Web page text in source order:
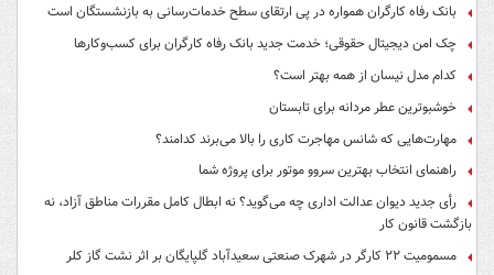
بانک رفاه کارگران همواره در پی ارتقای سطح خدمات‌رسانی به بازنشستگان است
چک امن دیجیتال حقوقی؛ خدمت جدید بانک رفاه کارگران برای کسب‌وکارها
کدام مدل نیسان از همه بهتر است؟
خوشبوترین عطر مردانه برای تابستان
مهارت‌هایی که شانس مهاجرت کاری را بالا می‌برند کدامند؟
راهنمای انتخاب بهترین سروو موتور برای پروژه شما
رأی جدید دیوان عدالت اداری چه می‌گوید؟ نه ابطال کامل مقررات مناطق آزاد، نه
بازگشت قانون کار
مسمومیت ۲۲ کارگر در شهرک صنعتی سعیدآباد گلپایگان بر اثر نشت گاز کلر